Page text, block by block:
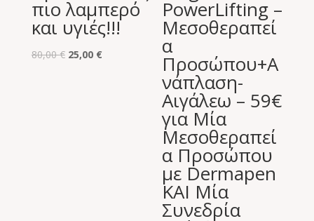
πιο λαμπερό
και υγιές!!!
80,00€ Original
25,00 €Η
PowerLifting –
Μεσοθεραπεί
α
Προσώπου+Α
νάπλαση-
Αιγάλεω – 59€
για Μία
Μεσοθεραπεί
α Προσώπου
με Dermapen
ΚΑΙ Μία
Συνεδρία